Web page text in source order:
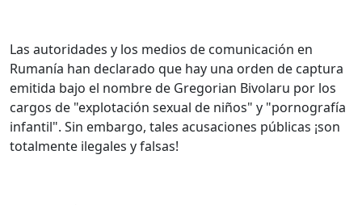
Las autoridades y los medios de comunicación en
Rumanía han declarado que hay una orden de captura
emitida bajo el nombre de Gregorian Bivolaru por los
cargos de "explotación sexual de niños" y "pornografía
infantil". Sin embargo, tales acusaciones públicas ¡son
totalmente ilegales y falsas!